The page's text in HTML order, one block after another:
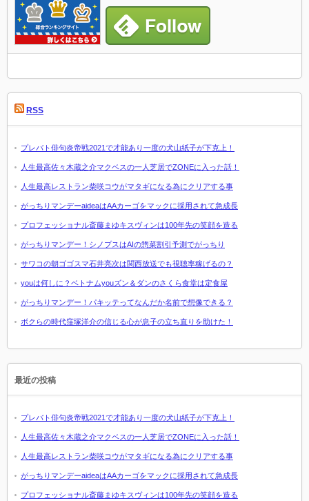
RSS
プレバト俳句炎帝戦2021で才能あり一度の犬山紙子が下克上！
人生最高佐々木蔵之介マクベスの一人芝居でZONEに入った話！
人生最高レストラン柴咲コウがマタギになる為にクリアする事
がっちりマンデーaideaはAAカーゴをマックに採用されて急成長
プロフェッショナル斎藤まゆキスヴィンは100年先の笑顔を造る
がっちりマンデー！シノプスはAIの惣菜割引予測でがっちり
サワコの朝ゴゴスマ石井亮次は関西放送でも視聴率稼げるの？
youは何しに？ベトナムyouズン＆ダンのさくら食堂は定食屋
がっちりマンデー！パキッテってなんだか名前で想像できる？
ボクらの時代窪塚洋介の信じる心が息子の立ち直りを助けた！
最近の投稿
プレバト俳句炎帝戦2021で才能あり一度の犬山紙子が下克上！
人生最高佐々木蔵之介マクベスの一人芝居でZONEに入った話！
人生最高レストラン柴咲コウがマタギになる為にクリアする事
がっちりマンデーaideaはAAカーゴをマックに採用されて急成長
プロフェッショナル斎藤まゆキスヴィンは100年先の笑顔を造る